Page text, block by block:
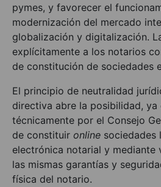
pymes, y favorecer el
modernización del mercado
globalización y digitalización.
explícitamente a los notarios
de constitución de sociedades
El principio de neutralidad
directiva abre la posibilidad, ya
técnicamente por el Consejo
de constituir online sociedades
electrónica notarial y mediante
las mismas garantías y
física del notario.